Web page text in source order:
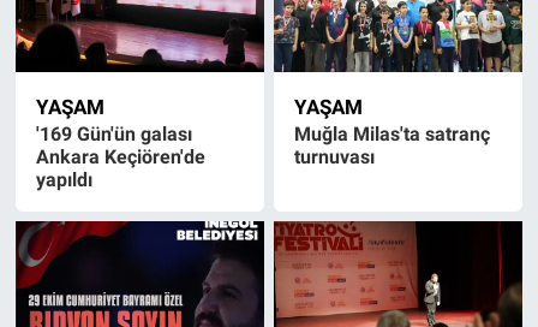
YAŞAM
'169 Gün'ün galası
Ankara Keçiören'de
yapıldı
YAŞAM
Muğla Milas'ta satranç
turnuvası